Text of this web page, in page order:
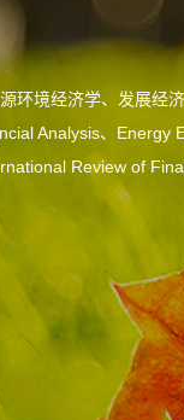
环境经济学、发展经
Analysis、Energy
Review of